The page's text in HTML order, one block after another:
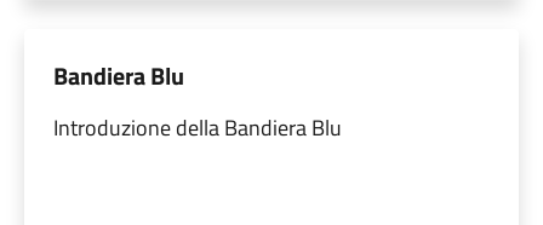
Bandiera Blu
Introduzione della Bandiera Blu